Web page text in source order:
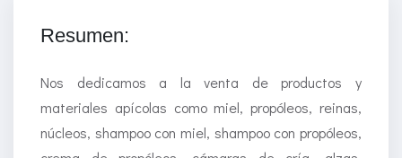
Resumen:
Nos dedicamos a la venta de productos y
materiales apícolas como miel, propóleos, reinas,
núcleos, shampoo con miel, shampoo con propóleos,